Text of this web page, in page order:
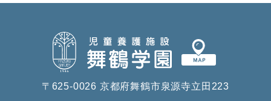
〒625-0026 京都府舞鶴市泉源寺立田223